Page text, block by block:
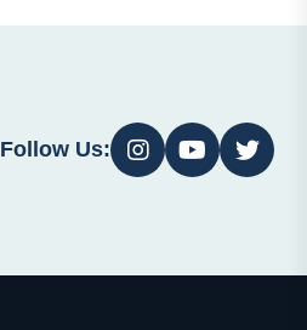
Follow Us: